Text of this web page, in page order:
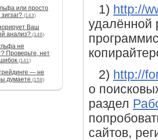
или просто
(143)
Ваш
анализ? (146)
не
Проверьте, нет
(141)
— не
думаете (158)
1) http://
удалённой
2) http://
о
раздел
сайтов,